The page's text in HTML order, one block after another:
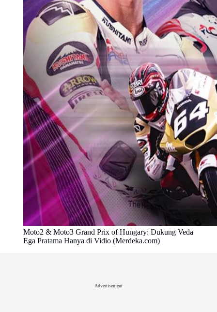
Moto2 & Moto3 Grand Prix of Hungary: Dukung Veda
Ega Pratama Hanya di Vidio (Merdeka.com)
Advertisement